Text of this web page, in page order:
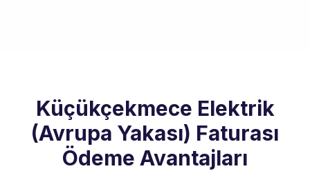
Küçükçekmece Elektrik
(Avrupa Yakası) Faturası
Ödeme Avantajları